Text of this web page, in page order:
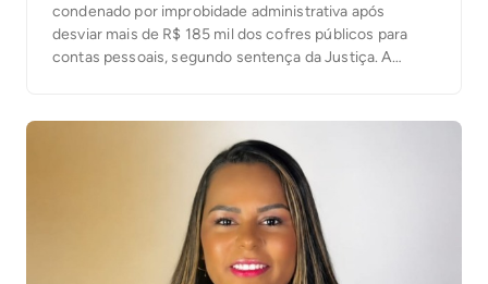
condenado por improbidade administrativa após
desviar mais de R$ 185 mil dos cofres públicos para
contas pessoais, segundo sentença da Justiça. A
Xambioá. De acordo com o processo, o ex-servidor […]